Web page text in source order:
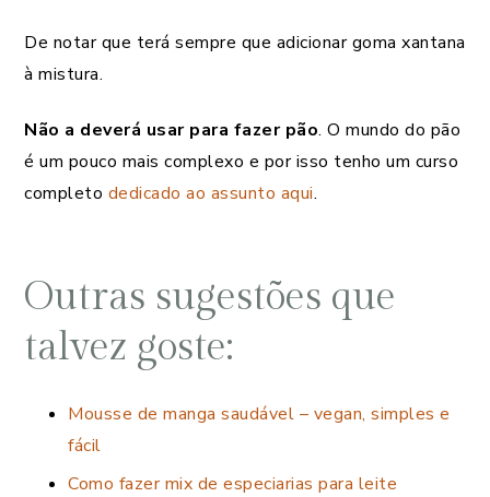
De notar que terá sempre que adicionar goma xantana
à mistura.
Não a deverá usar para fazer pão. O mundo do pão
é um pouco mais complexo e por isso tenho um curso
completo dedicado ao assunto aqui.
Outras sugestões que
talvez goste:
Mousse de manga saudável – vegan, simples e
fácil
Como fazer mix de especiarias para leite